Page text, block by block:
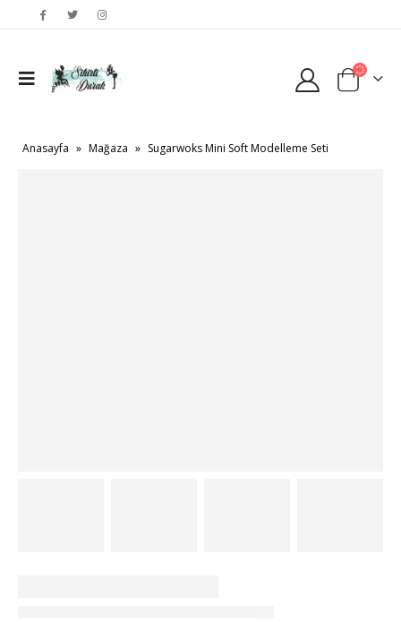
Anasayfa » Mağaza » Sugarwoks Mini Soft Modelleme Seti